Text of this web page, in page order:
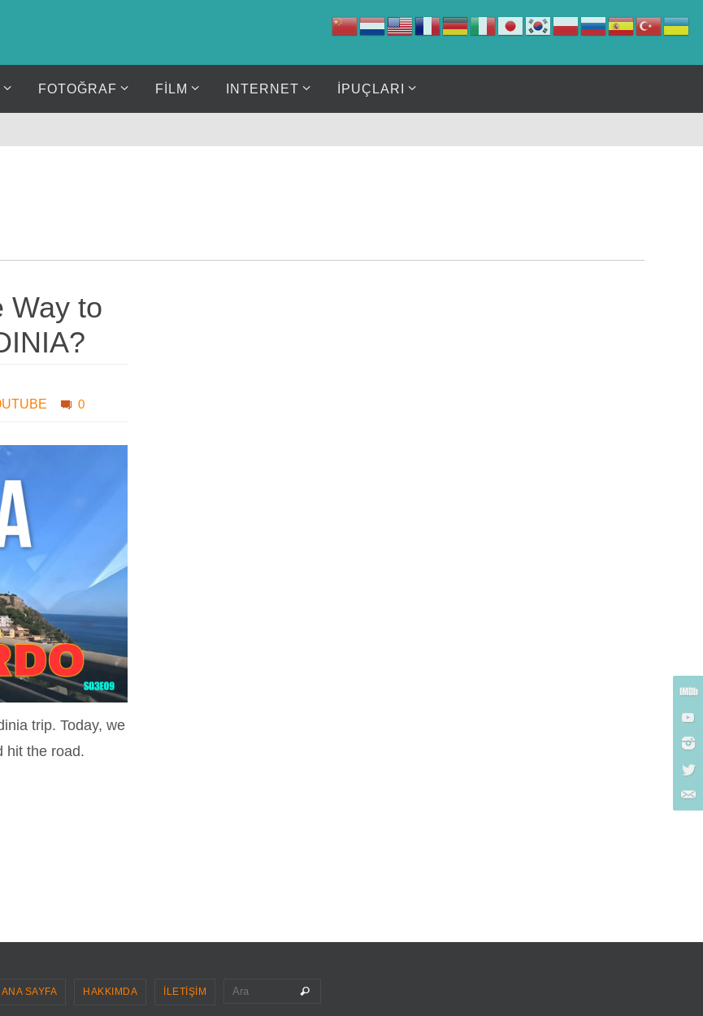
FOTOĞRAF FİLM INTERNET İPUÇLARI
Way to
0
trip. Today, we
hit the road.
ANA SAYFA HAKKIMDA İLETİŞİM Ara